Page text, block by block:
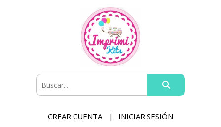
CREAR CUENTA INICIAR SESIÓN